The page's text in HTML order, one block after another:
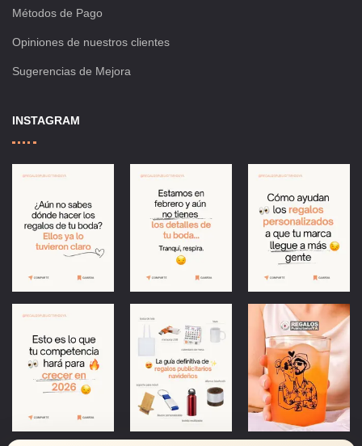
Métodos de Pago
Opiniones de nuestros clientes
Sugerencias de Mejora
INSTAGRAM